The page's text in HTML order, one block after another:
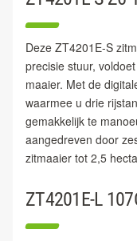
Deze ZT4201E-S
precisie stuur,
maaier. Met de
waarmee u drie
gemakkelijk te
aangedreven door
zitmaaier tot 2,5
ZT4201E-L